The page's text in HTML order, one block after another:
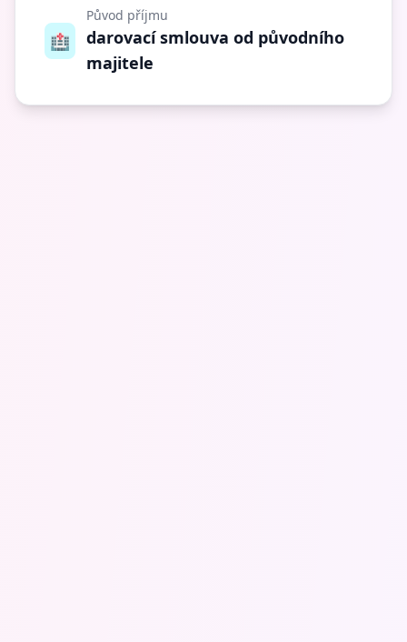
🏥
Původ příjmu
darovací smlouva od původního
majitele